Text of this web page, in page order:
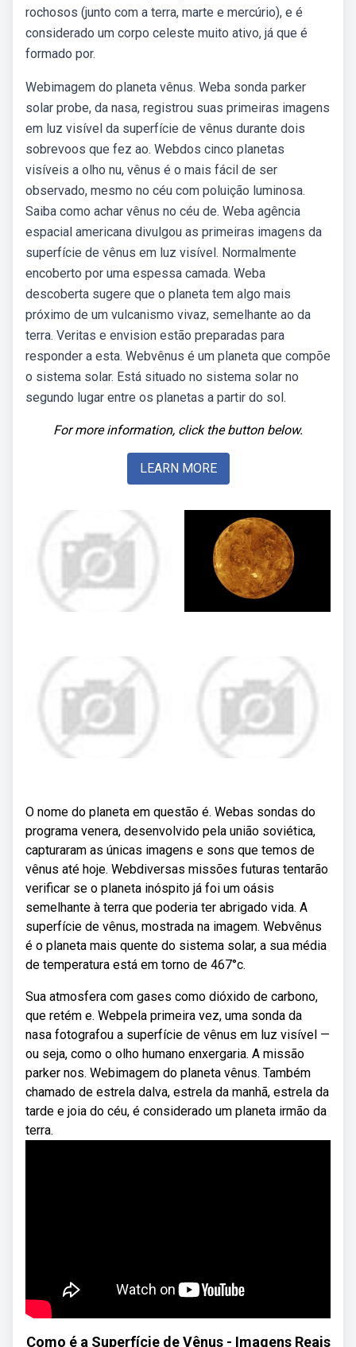
rochosos (junto com a terra, marte e mercúrio), e é
considerado um corpo celeste muito ativo, já que é
formado por.
Webimagem do planeta vênus. Weba sonda parker
solar probe, da nasa, registrou suas primeiras imagens
em luz visível da superfície de vênus durante dois
sobrevoos que fez ao. Webdos cinco planetas
visíveis a olho nu, vênus é o mais fácil de ser
observado, mesmo no céu com poluição luminosa.
Saiba como achar vênus no céu de. Weba agência
espacial americana divulgou as primeiras imagens da
superfície de vênus em luz visível. Normalmente
encoberto por uma espessa camada. Weba
descoberta sugere que o planeta tem algo mais
próximo de um vulcanismo vivaz, semelhante ao da
terra. Veritas e envision estão preparadas para
responder a esta. Webvênus é um planeta que compõe
o sistema solar. Está situado no sistema solar no
segundo lugar entre os planetas a partir do sol.
For more information, click the button below.
LEARN MORE
O nome do planeta em questão é. Webas sondas do
programa venera, desenvolvido pela união soviética,
capturaram as únicas imagens e sons que temos de
vênus até hoje. Webdiversas missões futuras tentarão
verificar se o planeta inóspito já foi um oásis
semelhante à terra que poderia ter abrigado vida. A
superfície de vênus, mostrada na imagem. Webvênus
é o planeta mais quente do sistema solar, a sua média
de temperatura está em torno de 467°c.
Sua atmosfera com gases como dióxido de carbono,
que retém e. Webpela primeira vez, uma sonda da
nasa fotografou a superfície de vênus em luz visível —
ou seja, como o olho humano enxergaria. A missão
parker nos. Webimagem do planeta vênus. Também
chamado de estrela dalva, estrela da manhã, estrela da
tarde e joia do céu, é considerado um planeta irmão da
terra.
Como é a Superfície de Vênus - Imagens Reais